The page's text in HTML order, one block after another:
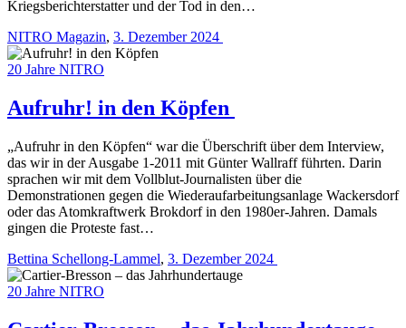
Kriegsberichterstatter und der Tod in den…
NITRO Magazin, 3. Dezember 2024
20 Jahre NITRO
Aufruhr! in den Köpfen
„Aufruhr in den Köpfen“ war die Überschrift über dem Interview,
das wir in der Ausgabe 1-2011 mit Günter Wallraff führten. Darin
sprachen wir mit dem Vollblut-Journalisten über die
Demonstrationen gegen die Wiederaufarbeitungsanlage Wackersdorf
oder das Atomkraftwerk Brokdorf in den 1980er-Jahren. Damals
gingen die Proteste fast…
Bettina Schellong-Lammel, 3. Dezember 2024
20 Jahre NITRO